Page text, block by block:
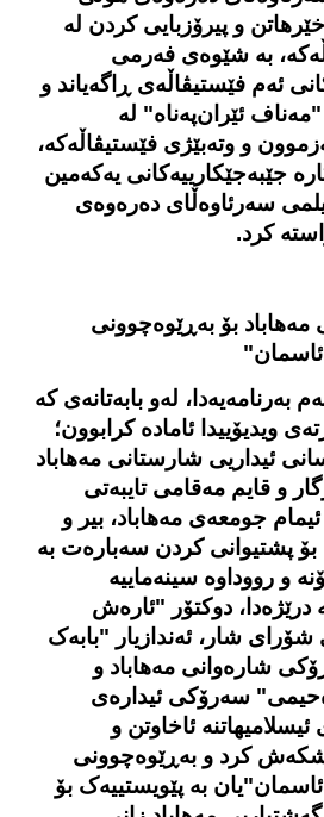
و پیرۆزبایی کردن لە
بە شێوه‌ی فەرمی
ئه‌م فێستیڤاڵەی ڕاگەیاند و
ئێران‌په‌ناه" له‌
و وته‌بێژی فێستیڤاڵه‌که‌،
جێبەجێکارییەکانی یەکەمین
سه‌رئاوه‌ڵای دەرەوەی
کرد.
مەهاباد بۆ بەڕێوەچوونی
لەو بابەتانەی کە
ویدیۆییدا ئامادە کرابوون؛
ئیداریی شارستانی مەهاباد
و قایم مه‌قامی تایبەتی
جومعەی مەهاباد، بیر و
بۆ پشتیوانی کردن سەبارەت بە
و رووداوه‌ سینەماییە
دوکتۆر "ئاره‌ش
شار، ئەندازیار "بابەک
شارەوانی مەهاباد و
سه‌رۆکی ئیداره‌ی
ئاخاوتن و
کرد و بەڕێوەچوونی
بە پێویستییەک بۆ